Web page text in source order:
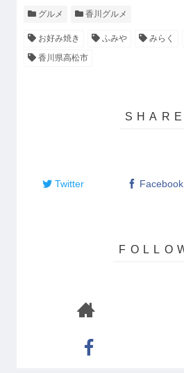
グルメ 香川グルメ
お好み焼き ふみや みらく
香川県高松市
Twitter Facebook